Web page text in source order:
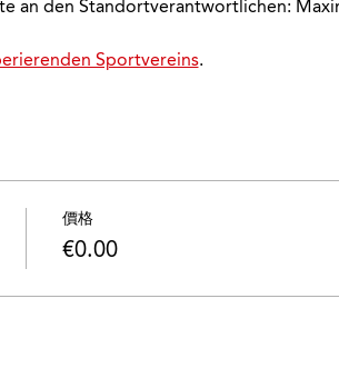
an den Standortverantwortlichen:
Sportvereins.
價格
€0.00